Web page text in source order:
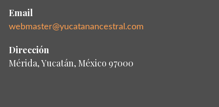
Email
webmaster@yucatanancestral.com
Dirección
Mérida, Yucatán, México 97000